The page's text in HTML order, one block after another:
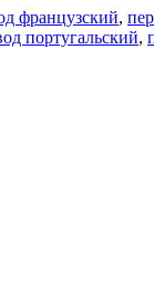
французский,
португальский,